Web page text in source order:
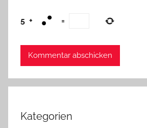
5 + =
Kategorien